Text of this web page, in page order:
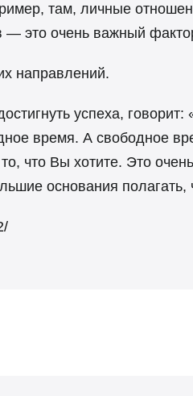
там, личные
— это очень важный
направлений.
успеха,
время. А свободное
что Вы хотите. Это
основания